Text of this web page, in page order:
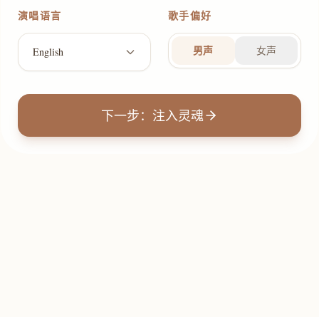
演唱语言
English
歌手偏好
男声 女声
下一步：注入灵魂